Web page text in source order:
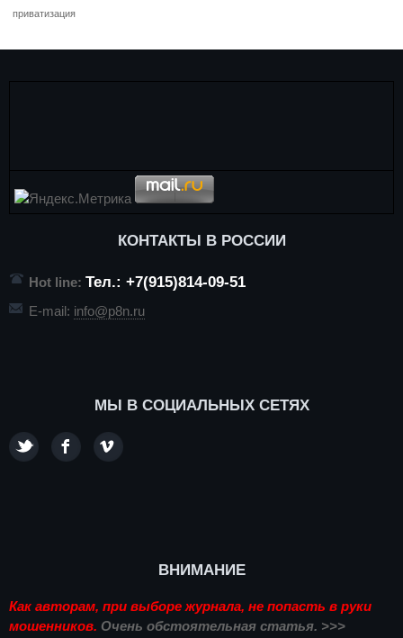
приватизация
КОНТАКТЫ В РОССИИ
Hot line: Тел.: +7(915)814-09-51
E-mail: info@p8n.ru
МЫ В СОЦИАЛЬНЫХ СЕТЯХ
ВНИМАНИЕ
Как авторам, при выборе журнала, не попасть в руки
мошенников. Очень обстоятельная статья. >>>